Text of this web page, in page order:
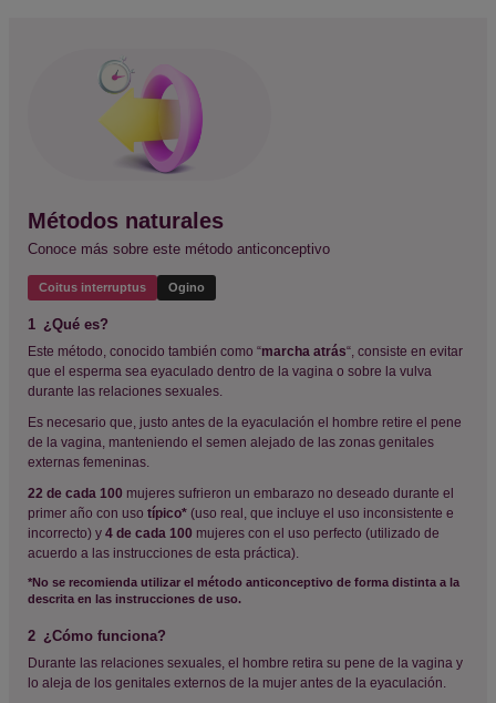
Métodos naturales
Conoce más sobre este método anticonceptivo
Coitus interruptus Ogino
1 ¿Qué es?
Este método, conocido también como “marcha atrás“, consiste en evitar
que el esperma sea eyaculado dentro de la vagina o sobre la vulva
durante las relaciones sexuales.
Es necesario que, justo antes de la eyaculación el hombre retire el pene
de la vagina, manteniendo el semen alejado de las zonas genitales
externas femeninas.
22 de cada 100 mujeres sufrieron un embarazo no deseado durante el
primer año con usotípico* (uso real, que incluye el uso inconsistente e
incorrecto) y4 de cada 100 mujeres con el uso perfecto (utilizado de
acuerdo a las instrucciones de esta práctica).
*No se recomienda utilizar el método anticonceptivo de forma distinta a la
descrita en las instrucciones de uso.
2 ¿Cómo funciona?
Durante las relaciones sexuales, el hombre retira su pene de la vagina y
lo aleja de los genitales externos de la mujer antes de la eyaculación.